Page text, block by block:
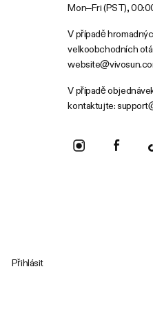
Mon–Fri (PST),
V případě
velkoobchodních
V případě
kontaktujte:
Přihlásit